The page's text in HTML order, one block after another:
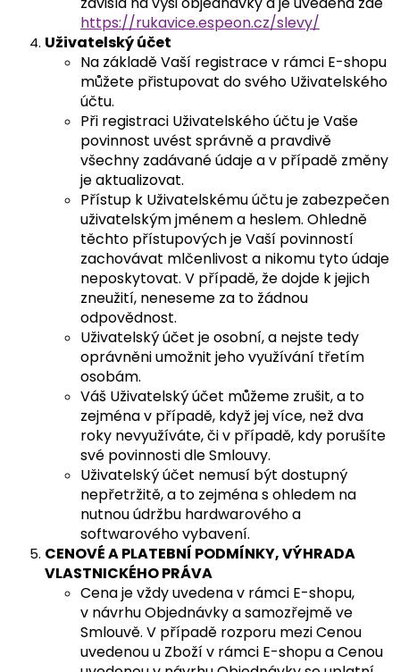
https://rukavice.espeon.cz/slevy/
Uživatelský účet
Na základě Vaší registrace v rámci E-shopu
můžete přistupovat do svého Uživatelského
účtu.
Při registraci Uživatelského účtu je Vaše
povinnost uvést správně a pravdivě
všechny zadávané údaje a v případě změny
je aktualizovat.
Přístup k Uživatelskému účtu je zabezpečen
uživatelským jménem a heslem. Ohledně
těchto přístupových je Vaší povinností
zachovávat mlčenlivost a nikomu tyto údaje
neposkytovat. V případě, že dojde k jejich
zneužití, neneseme za to žádnou
odpovědnost.
Uživatelský účet je osobní, a nejste tedy
oprávněni umožnit jeho využívání třetím
osobám.
Váš Uživatelský účet můžeme zrušit, a to
zejména v případě, když jej více, než dva
roky nevyužíváte, či v případě, kdy porušíte
své povinnosti dle Smlouvy.
Uživatelský účet nemusí být dostupný
nepřetržitě, a to zejména s ohledem na
nutnou údržbu hardwarového a
softwarového vybavení.
CENOVÉ A PLATEBNÍ PODMÍNKY, VÝHRADA
VLASTNICKÉHO PRÁVA
Cena je vždy uvedena v rámci E-shopu,
v návrhu Objednávky a samozřejmě ve
Smlouvě. V případě rozporu mezi Cenou
uvedenou u Zboží v rámci E-shopu a Cenou